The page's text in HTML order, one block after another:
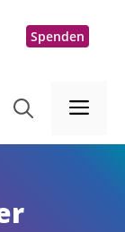
Spenden